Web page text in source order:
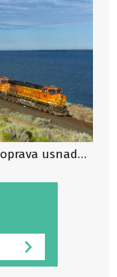
Vlaková doprava usnadnila cestování v USA